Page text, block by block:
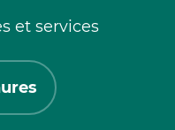
et services